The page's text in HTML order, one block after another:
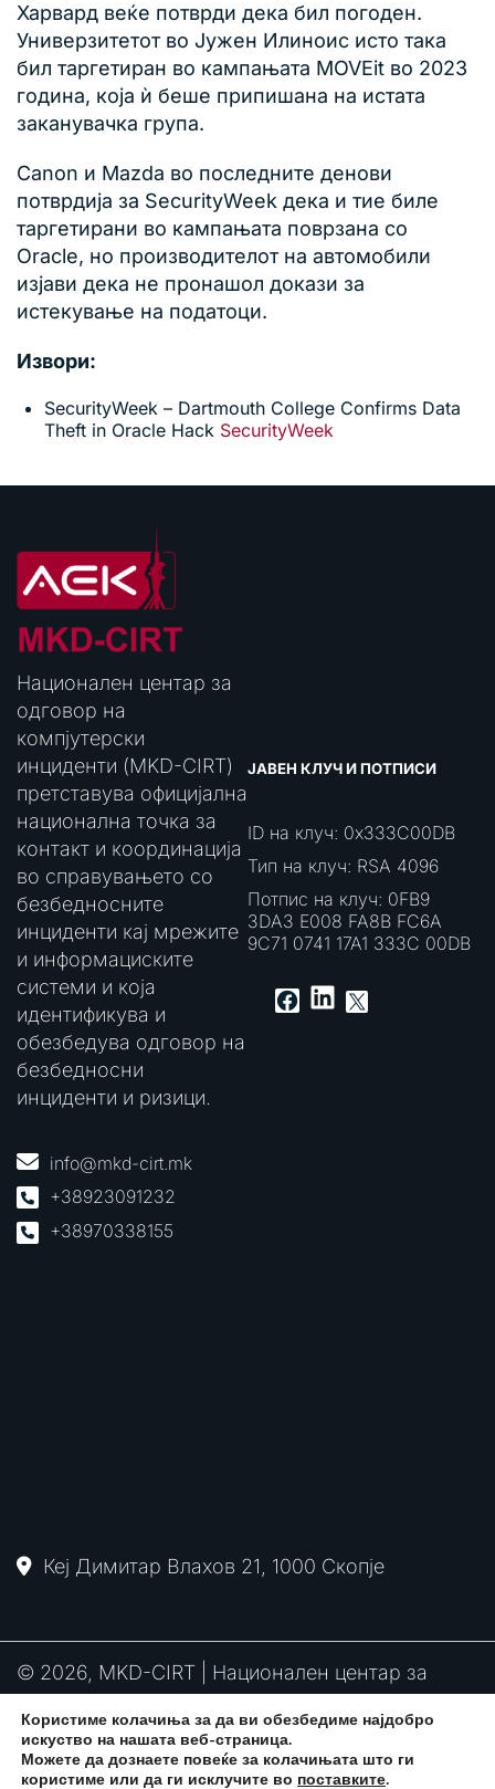
Користиме колачиња за да ви обезбедиме најдобро
искуство на нашата веб-страница.
Можете да дознаете повеќе за колачињата што ги
користиме или да ги исклучите во поставките.
Харвард веќе потврди дека бил погоден.
Универзитетот во Јужен Илиноис исто така
бил таргетиран во кампањата MOVEit во 2023
година, која ѝ беше припишана на истата
заканувачка група.
Canon и Mazda во последните денови
потврдија за SecurityWeek дека и тие биле
таргетирани во кампањата поврзана со
Oracle, но производителот на автомобили
изјави дека не пронашол докази за
истекување на податоци.
Извори:
SecurityWeek – Dartmouth College Confirms Data
Theft in Oracle Hack SecurityWeek
Национален центар за
одговор на
компјутерски
инциденти (MKD-CIRT)
претставува официјална
национална точка за
контакт и координација
во справувањето со
безбедносните
инциденти кај мрежите
и информациските
системи и која
идентификува и
обезбедува одговор на
безбедносни
инциденти и ризици.
info@mkd-cirt.mk
+38923091232
+38970338155
ЈАВЕН КЛУЧ И ПОТПИСИ
ID на клуч: 0x333C00DB
Тип на клуч: RSA 4096
Потпис на клуч: 0FB9
3DA3 E008 FA8B FC6A
9C71 0741 17A1 333C 00DB
Facebook
LinkedIn
X
Кеј Димитар Влахов 21, 1000 Скопје
© 2026, MKD-CIRT | Национален центар за
одговор на компјутерски инциденти
PGP
потпис
RFC2350 Политика за привантост